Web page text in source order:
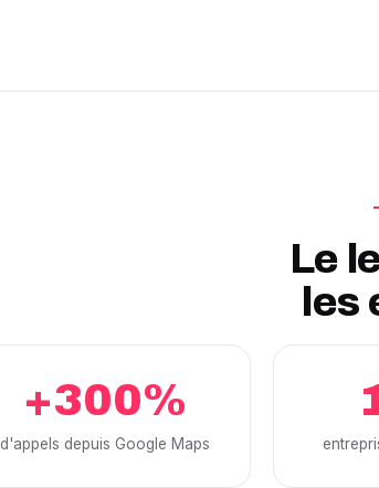
Le
les
+300%
d'appels depuis Google Maps